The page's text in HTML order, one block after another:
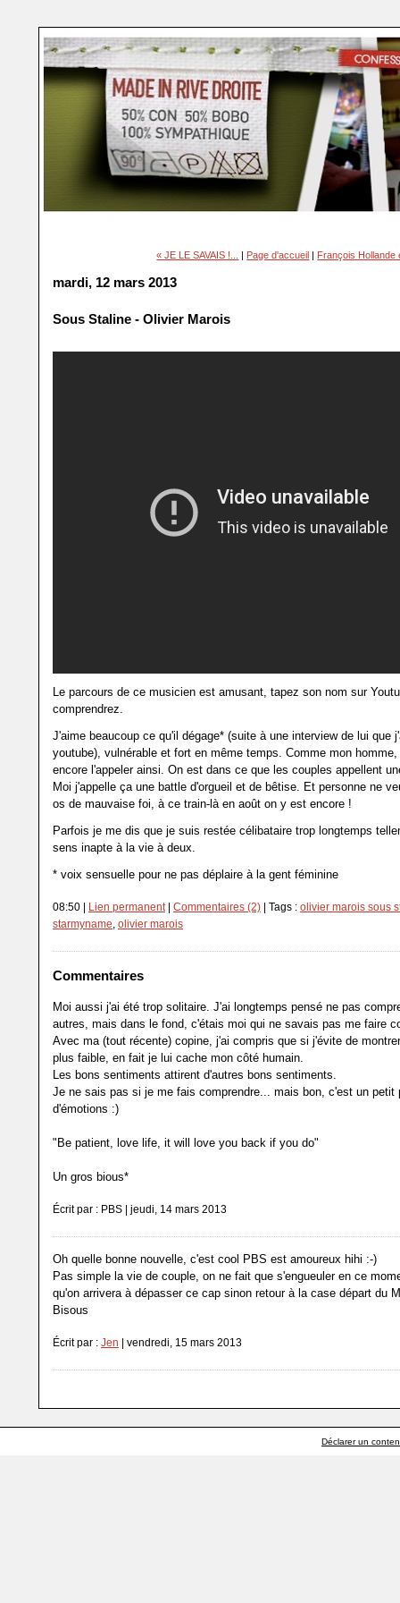
« JE LE SAVAIS !... | Page d'accueil | François Hollande
mardi, 12 mars 2013
Sous Staline - Olivier Marois
Le parcours de ce musicien est amusant, tapez son nom sur
comprendrez.
J'aime beaucoup ce qu'il dégage* (suite à une interview de lui que
youtube), vulnérable et fort en même temps. Comme mon
encore l'appeler ainsi. On est dans ce que les couples appellent
Moi j'appelle ça une battle d'orgueil et de bêtise. Et personne ne
os de mauvaise foi, à ce train-là en août on y est encore !
Parfois je me dis que je suis restée célibataire trop longtemps
sens inapte à la vie à deux.
* voix sensuelle pour ne pas déplaire à la gent féminine
08:50 | Lien permanent| Commentaires (2) | Tags : olivier marois sous
starmyname, olivier marois
Commentaires
Moi aussi j'ai été trop solitaire. J'ai longtemps pensé ne pas
autres, mais dans le fond, c'étais moi qui ne savais pas me faire
Avec ma (tout récente) copine, j'ai compris que si j'évite de
plus faible, en fait je lui cache mon côté humain.
Les bons sentiments attirent d'autres bons sentiments.
Je ne sais pas si je me fais comprendre... mais bon, c'est un petit
d'émotions :)
"Be patient, love life, it will love you back if you do"
Un gros bious*
Écrit par : PBS | jeudi, 14 mars 2013
Oh quelle bonne nouvelle, c'est cool PBS est amoureux hihi :-)
Pas simple la vie de couple, on ne fait que s'engueuler en ce
qu'on arrivera à dépasser ce cap sinon retour à la case départ du
Bisous
Écrit par : Jen | vendredi, 15 mars 2013
Déclarer un